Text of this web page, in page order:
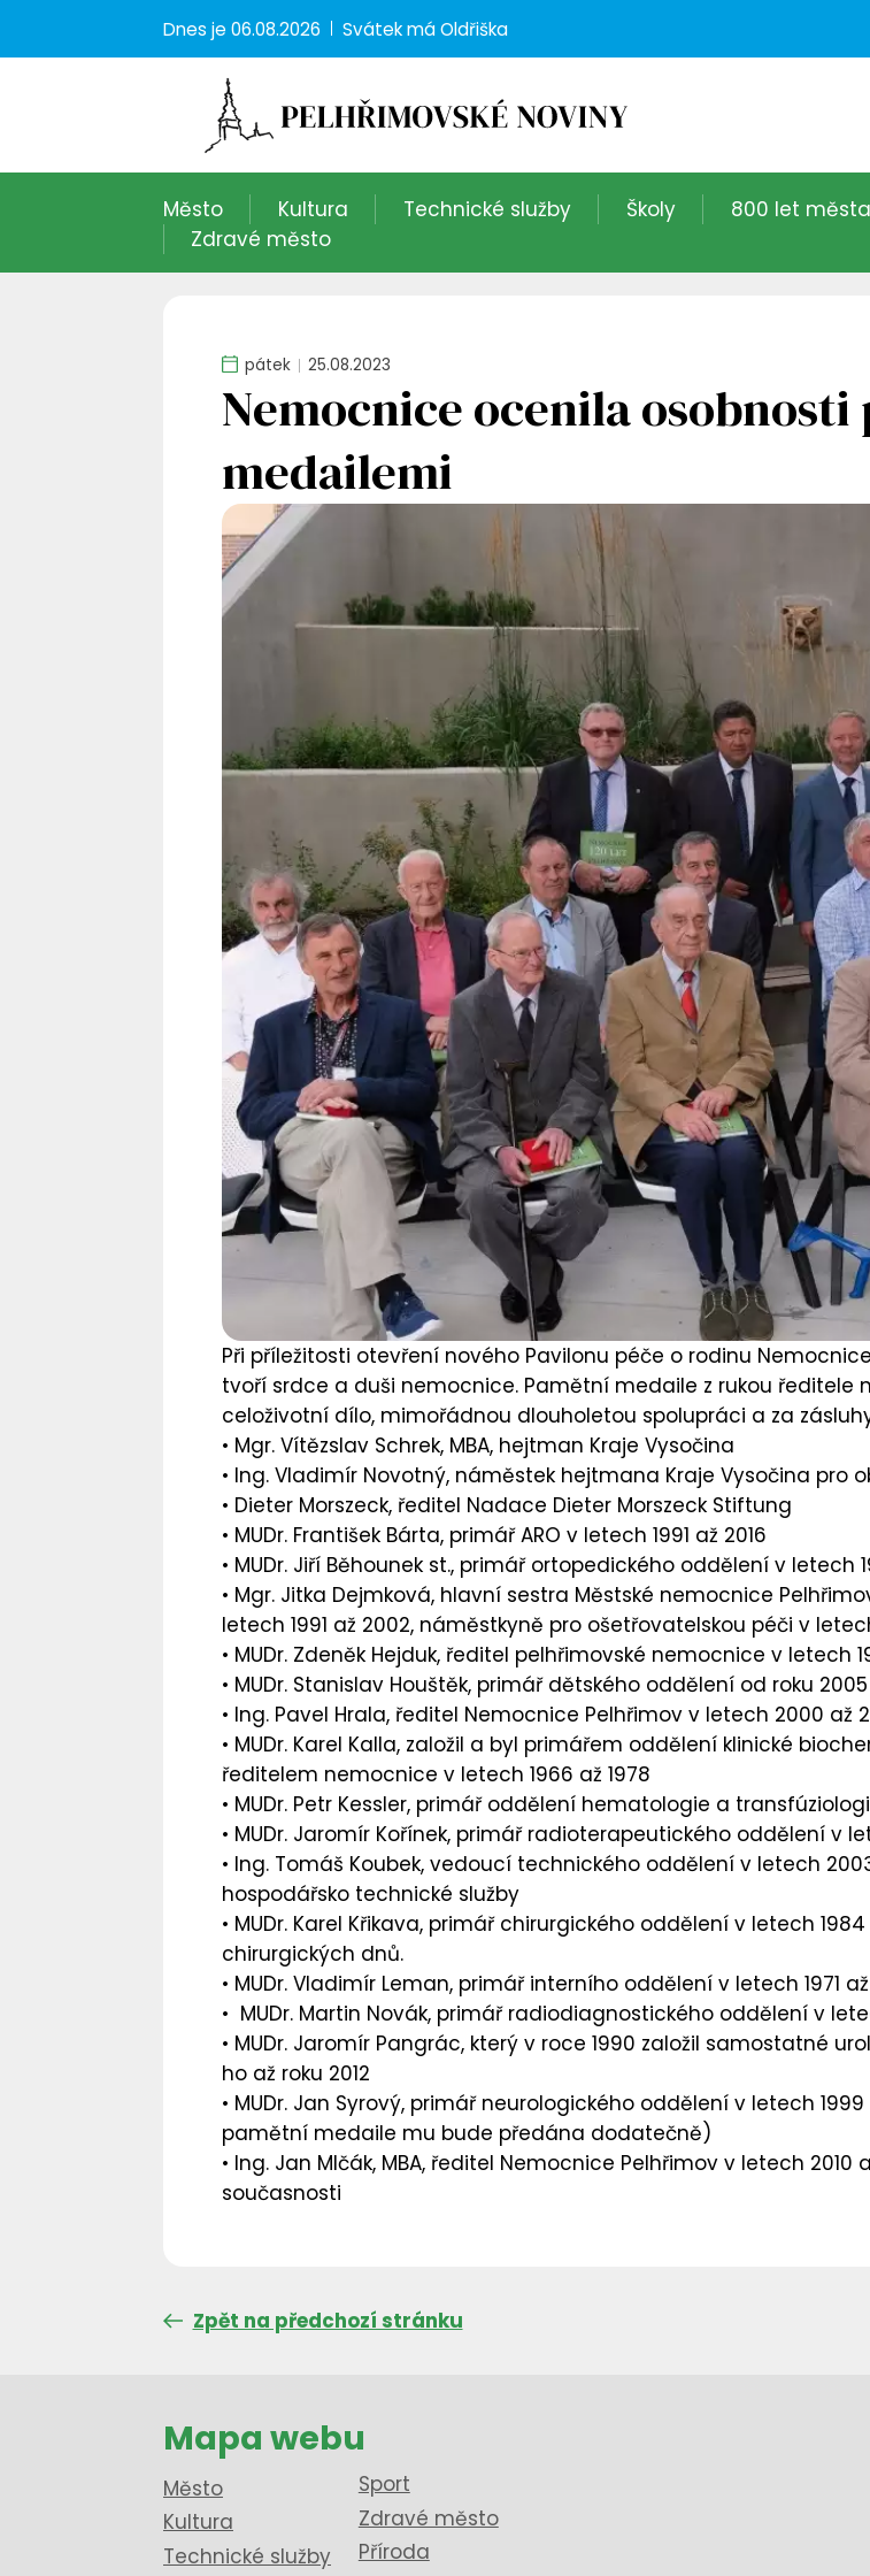
Dnes je 06.08.2026 Svátek máOldřiška
Město Kultura Technické služby Školy 800 let města
Zdravé město
pátek 25.08.2023
Nemocnice ocenila
medailemi
Při příležitosti otevření nového Pavilonu péče o rodinu
tvoří srdce a duši nemocnice. Pamětní medaile z rukou ředitele
celoživotní dílo, mimořádnou dlouholetou spolupráci a za
• Mgr. Vítězslav Schrek, MBA, hejtman Kraje Vysočina
• Ing. Vladimír Novotný, náměstek hejtmana Kraje Vysočina pro
• Dieter Morszeck, ředitel Nadace Dieter Morszeck Stiftung
• MUDr. František Bárta, primář ARO v letech 1991 až 2016
• MUDr. Jiří Běhounek st., primář ortopedického oddělení v letech
• Mgr. Jitka Dejmková, hlavní sestra Městské nemocnice
letech 1991 až 2002, náměstkyně pro ošetřovatelskou péči v
• MUDr. Zdeněk Hejduk, ředitel pelhřimovské nemocnice v letech
• MUDr. Stanislav Houštěk, primář dětského oddělení od roku
• Ing. Pavel Hrala, ředitel Nemocnice Pelhřimov v letech 2000 až
• MUDr. Karel Kalla, založil a byl primářem oddělení klinické
ředitelem nemocnice v letech 1966 až 1978
• MUDr. Petr Kessler, primář oddělení hematologie a
• MUDr. Jaromír Kořínek, primář radioterapeutického oddělení v
• Ing. Tomáš Koubek, vedoucí technického oddělení v letech
hospodářsko technické služby
• MUDr. Karel Křikava, primář chirurgického oddělení v letech
chirurgických dnů.
• MUDr. Vladimír Leman, primář interního oddělení v letech 1971 až
• MUDr. Martin Novák, primář radiodiagnostického oddělení v
• MUDr. Jaromír Pangrác, který v roce 1990 založil samostatné
ho až roku 2012
• MUDr. Jan Syrový, primář neurologického oddělení v letech
pamětní medaile mu bude předána dodatečně)
• Ing. Jan Mlčák, MBA, ředitel Nemocnice Pelhřimov v letech 2010
současnosti
Zpět na předchozí stránku
Mapa webu
Město
Kultura
Technické služby
Sport
Zdravé město
Příroda